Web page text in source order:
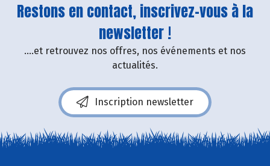
Restons en contact, inscrivez-vous à la
newsletter !
....et retrouvez nos offres, nos événements et nos
actualités.
Inscription newsletter